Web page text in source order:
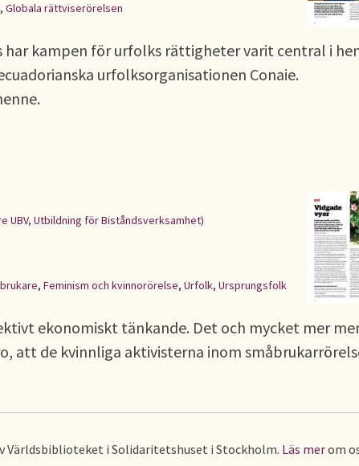
, Globala rättviserörelsen
har kampen för urfolks rättigheter varit central i
urfolksorganisationen Conaie.
UBV, Utbildning för Biståndsverksamhet)
, Feminism och kvinnorörelse, Urfolk, Ursprungsfolk
ekonomiskt tänkande. Det och mycket mer
att de kvinnliga aktivisterna inom
Världsbiblioteket i Solidaritetshuset i Stockholm. Läs merom